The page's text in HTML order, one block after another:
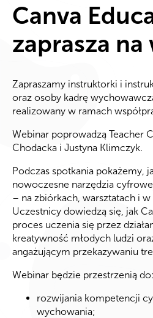
Canva
zaprasza
Zapraszamy instruktorki i
oraz osoby kadrę
realizowany w ramach
Webinar poprowadzą Teacher
Chodacka i Justyna Klimczyk.
Podczas spotkania pokażemy,
nowoczesne narzędzia
– na zbiórkach, warsztatach i
Uczestnicy dowiedzą się, jak
proces uczenia się przez
kreatywność młodych ludzi
angażującym przekazywaniu
Webinar będzie przestrzenią do:
rozwijania kompetencji
wychowania;